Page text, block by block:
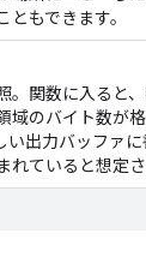
ともできます。
。関数に入ると、
域のバイト数が
い出力バッファ
れていると想定さ